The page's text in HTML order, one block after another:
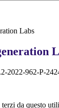
Labs
2022-962-P-
da questo